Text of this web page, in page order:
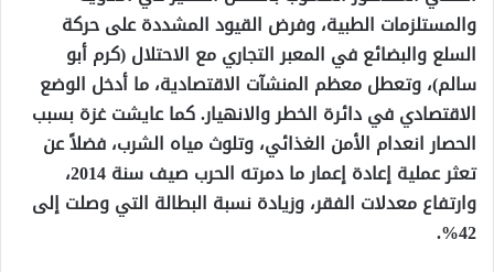
والمستلزمات الطبية، وفرض القيود المشددة على حركة
السلع والبضائع في المعبر التجاري مع الاحتلال (كرم أبو
سالم)، وتعطل معظم المنشآت الاقتصادية، ما أدخل الوضع
الاقتصادي في دائرة الخطر والانهيار. كما عايشت غزة بسبب
الحصار انعدام الأمن الغذائي، وتلوث مياه الشرب، فضلاً عن
تعثر عملية إعادة إعمار ما دمرته الحرب صيف سنة 2014،
وارتفاع معدلات الفقر، وزيادة نسبة البطالة التي وصلت إلى
42%.